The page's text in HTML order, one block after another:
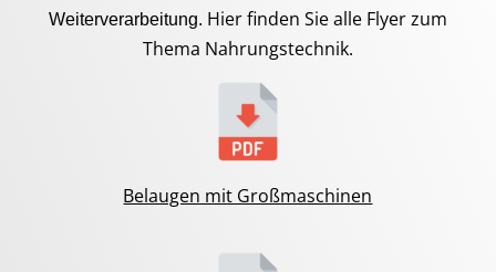
Weiterverarbeitung. Hier finden Sie alle Flyer zum
Thema Nahrungstechnik.
Belaugen mit Großmaschinen